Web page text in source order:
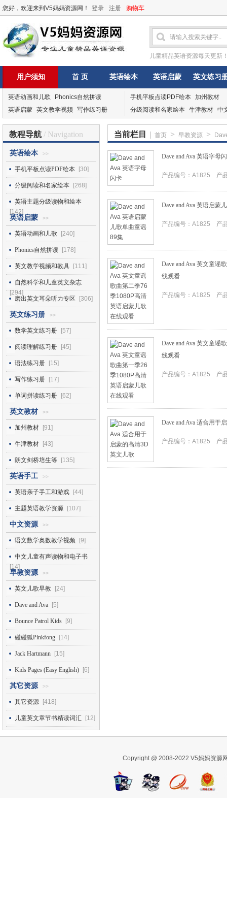
您好，欢迎来到V5妈妈资源网！ 登录 注册 购物车
儿童精品英语资源每天更新
用户须知 首 页 英语绘本 英语启蒙 英文练习
英语动画和儿歌
Phonics自然拼读
英语启蒙 英文教学视频 写作练习册
手机平板点读PDF绘本 加州教材
分级阅读和名家绘本 牛津教材 中
教程导航 / Navigation
英语绘本 >>
手机平板点读PDF绘本 [30]
分级阅读和名家绘本 [268]
英语主题分级读物和绘本
[142]
英语启蒙 >>
英语动画和儿歌 [240]
Phonics自然拼读 [178]
英文教学视频和教具 [111]
自然科学和儿童英文杂志
[294]
磨出英文耳朵听力专区
[306]
英文练习册 >>
数学英文练习册 [57]
阅读理解练习册 [45]
语法练习册 [15]
写作练习册 [17]
单词拼读练习册 [62]
英文教材 >>
加州教材 [91]
牛津教材 [43]
朗文剑桥培生等 [135]
英语手工 >>
英语亲子手工和游戏 [44]
主题英语教学资源 [107]
中文资源 >>
语文数学奥数教学视频 [9]
中文儿童有声读物和电子书
[14]
早教资源 >>
英文儿歌早教 [24]
Dave and Ava [5]
Bounce Patrol Kids [9]
碰碰狐Pinkfong [14]
Jack Hartmann [15]
Kids Pages (Easy English) [6]
其它资源 >>
其它资源 [418]
儿童英文章节书精读词汇 [12]
当前栏目 | 首页 > 早教资源 >
Dave and Ava 英语字母
产品编号：A1825 产
Dave and Ava 英语启蒙
产品编号：A1825 产
Dave and Ava 英文童谣
线观看
产品编号：A1825 产
Dave and Ava 英文童谣
线观看
产品编号：A1825 产
Dave and Ava 适合用于
产品编号：A1825 产
Copyright @ 2008-2022 V5妈妈资源